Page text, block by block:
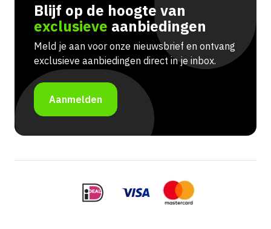
Blijf op de hoogte van
exclusieve aanbiedingen
Meld je aan voor onze nieuwsbrief en ontvang
exclusieve aanbiedingen direct in je inbox.
Aanmelden